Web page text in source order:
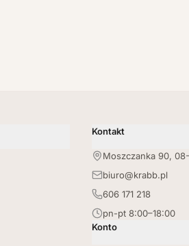
Kontakt
Moszczanka 90,
biuro@krabb.pl
606 171 218
pn-pt 8:00–18:00
Konto